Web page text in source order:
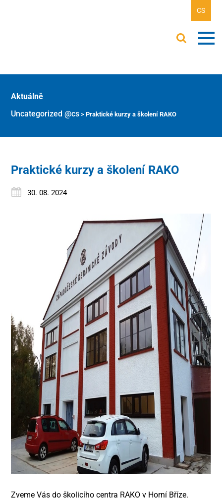
CS
Aktuálně
Uncategorized @cs >Praktické kurzy a školení RAKO
Praktické kurzy a školení RAKO
30. 08. 2024
Zveme Vás do školicího centra RAKO v Horní Bříze.